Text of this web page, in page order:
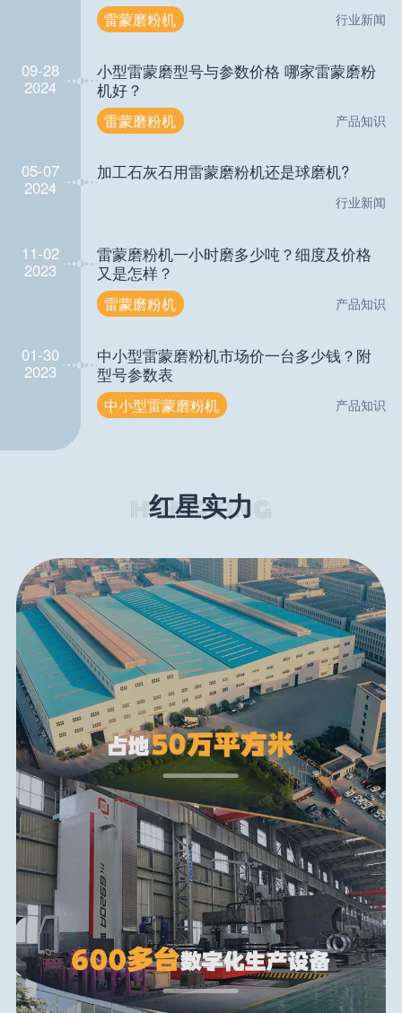
雷蒙磨粉机 行业新闻
09-28
2024
小型雷蒙磨型号与参数价格 哪家雷蒙磨粉
机好？
雷蒙磨粉机 产品知识
05-07
2024
加工石灰石用雷蒙磨粉机还是球磨机?
行业新闻
11-02
2023
雷蒙磨粉机一小时磨多少吨？细度及价格
又是怎样？
雷蒙磨粉机 产品知识
01-30
2023
中小型雷蒙磨粉机市场价一台多少钱？附
型号参数表
中小型雷蒙磨粉机 产品知识
红星实力